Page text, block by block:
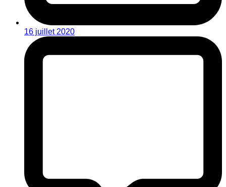
16 juillet 2020